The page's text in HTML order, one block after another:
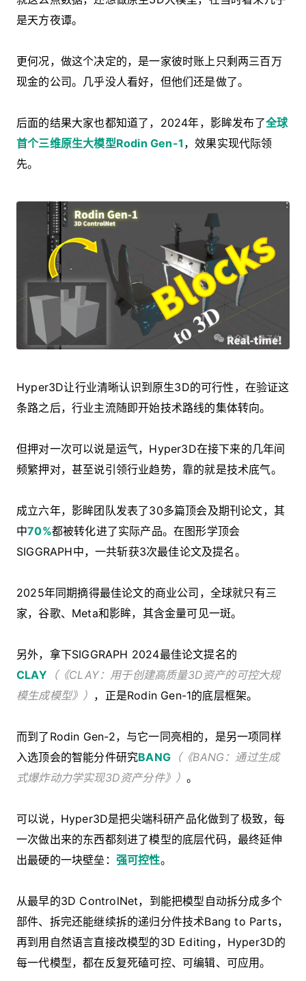
是天方夜谭。
更何况，做这个决定的，是一家彼时账上只剩两三百万
现金的公司。几乎没人看好，但他们还是做了。
后面的结果大家也都知道了，2024年，影眸发布了全球
首个三维原生大模型Rodin Gen-1 ，效果实现代际领
先。
Hyper3D让行业清晰认识到原生3D的可行性，在验证这
条路之后，行业主流随即开始技术路线的集体转向。
但押对一次可以说是运气，Hyper3D在接下来的几年间
频繁押对，甚至说引领行业趋势，靠的就是技术底气。
成立六年，影眸团队发表了30多篇顶会及期刊论文，其
中70%都被转化进了实际产品。在图形学顶会
SIGGRAPH中，一共斩获3次最佳论文及提名。
2025年同期摘得最佳论文的商业公司，全球就只有三
家，谷歌、Meta和影眸，其含金量可见一斑。
另外，拿下SIGGRAPH 2024最佳论文提名的
CLAY （《CLAY：用于创建高质量3D资产的可控大规
模生成模型》） ，正是Rodin Gen-1的底层框架。
而到了Rodin Gen-2，与它一同亮相的，是另一项同样
入选顶会的智能分件研究BANG （《BANG：通过生成
式爆炸动力学实现3D资产分件》）。
可以说，Hyper3D是把尖端科研产品化做到了极致，每
一次做出来的东西都刻进了模型的底层代码，最终延伸
出最硬的一块壁垒： 强可控性。
从最早的3D ControlNet，到能把模型自动拆分成多个
部件、拆完还能继续拆的递归分件技术Bang to Parts，
再到用自然语言直接改模型的3D Editing，Hyper3D的
每一代模型，都在反复死磕可控、可编辑、可应用。